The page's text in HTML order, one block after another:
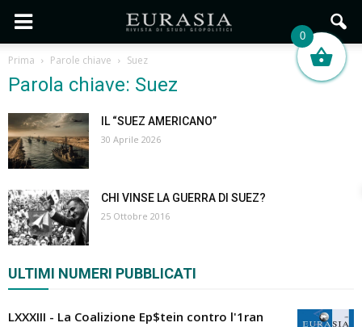
Prima Parole chiave Suez
Parola chiave: Suez
IL “SUEZ AMERICANO”
30 Aprile 2026
CHI VINSE LA GUERRA DI SUEZ?
25 Ottobre 2016
ULTIMI NUMERI PUBBLICATI
LXXXIII - La Coalizione Ep$tein contro l'1ran
0